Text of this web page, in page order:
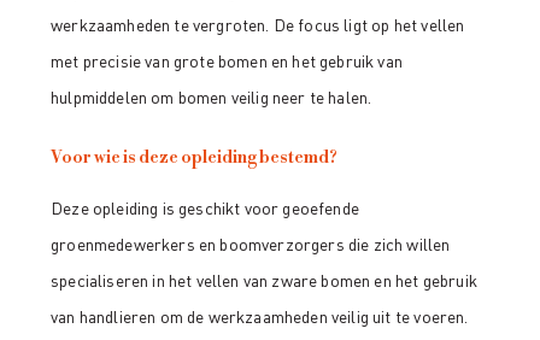
werkzaamheden te vergroten. De focus ligt op het vellen
met precisie van grote bomen en het gebruik van
hulpmiddelen om bomen veilig neer te halen.
Voor wie is deze opleiding bestemd?
Deze opleiding is geschikt voor geoefende
groenmedewerkers en boomverzorgers die zich willen
specialiseren in het vellen van zware bomen en het gebruik
van handlieren om de werkzaamheden veilig uit te voeren.